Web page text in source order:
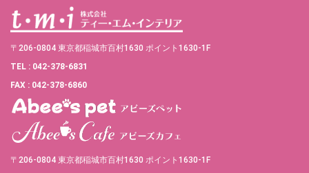
〒206-0804 東京都稲城市百村1630 ポイント1630-1F
TEL : 042-378-6831
FAX : 042-378-6860
〒206-0804 東京都稲城市百村1630 ポイント1630-1F